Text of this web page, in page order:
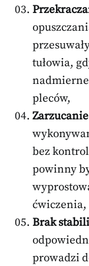
tułowia,
pleców,
bez
powinny
ćwiczenia,
Brak
prowadzi